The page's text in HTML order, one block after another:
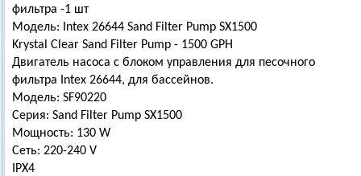
фильтра -1 шт
Модель: Intex 26644 Sand Filter Pump SX1500
Krystal Clear Sand Filter Pump - 1500 GPH
Двигатель насоса с блоком управления для песочного
фильтра Intex 26644, для бассейнов.
Модель: SF90220
Серия: Sand Filter Pump SX1500
Мощность: 130 W
Сеть: 220-240 V
IPX4